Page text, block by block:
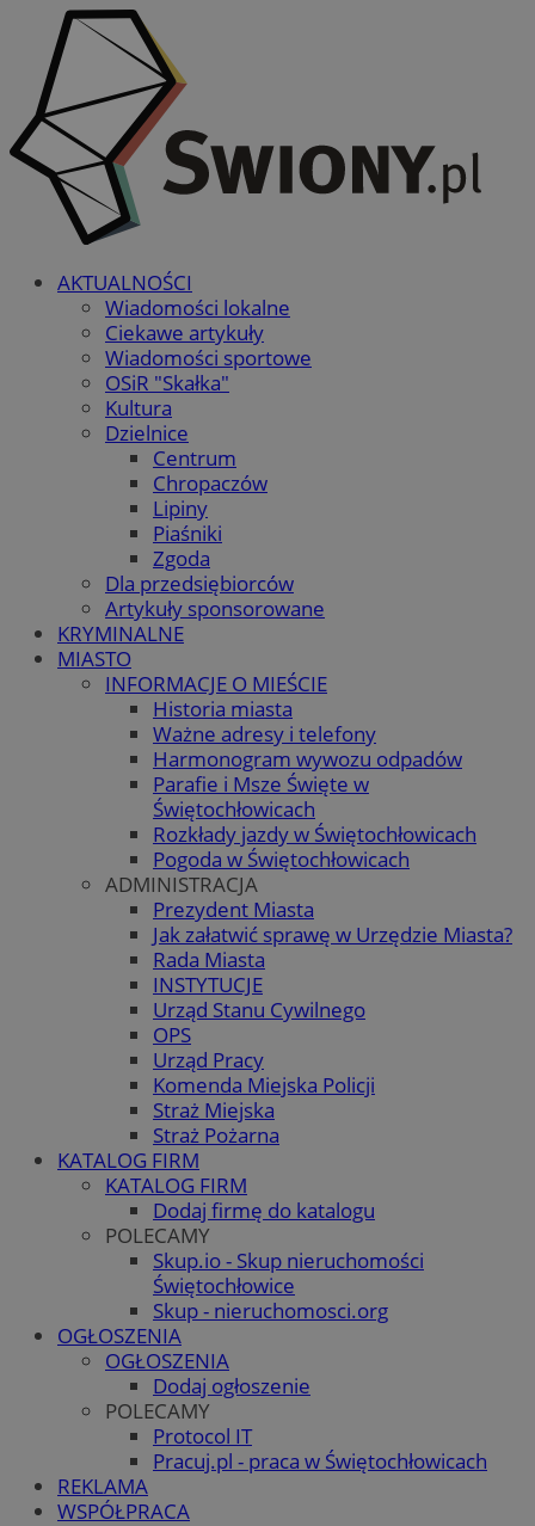
AKTUALNOŚCI
Wiadomości lokalne
Ciekawe artykuły
Wiadomości sportowe
OSiR "Skałka"
Kultura
Dzielnice
Centrum
Chropaczów
Lipiny
Piaśniki
Zgoda
Dla przedsiębiorców
Artykuły sponsorowane
KRYMINALNE
MIASTO
INFORMACJE O MIEŚCIE
Historia miasta
Ważne adresy i telefony
Harmonogram wywozu odpadów
Parafie i Msze Święte w
Świętochłowicach
Rozkłady jazdy w Świętochłowicach
Pogoda w Świętochłowicach
ADMINISTRACJA
Prezydent Miasta
Jak załatwić sprawę w Urzędzie Miasta?
Rada Miasta
INSTYTUCJE
Urząd Stanu Cywilnego
OPS
Urząd Pracy
Komenda Miejska Policji
Straż Miejska
Straż Pożarna
KATALOG FIRM
KATALOG FIRM
Dodaj firmę do katalogu
POLECAMY
Skup.io - Skup nieruchomości
Świętochłowice
Skup - nieruchomosci.org
OGŁOSZENIA
OGŁOSZENIA
Dodaj ogłoszenie
POLECAMY
Protocol IT
Pracuj.pl - praca w Świętochłowicach
REKLAMA
WSPÓŁPRACA